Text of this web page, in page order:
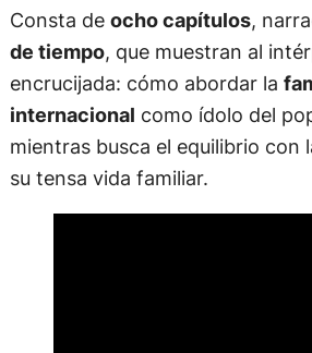
Consta de ocho capítulos,
de tiempo, que muestran al
encrucijada: cómo abordar la
internacional como ídolo del
mientras busca el equilibrio con
su tensa vida familiar.